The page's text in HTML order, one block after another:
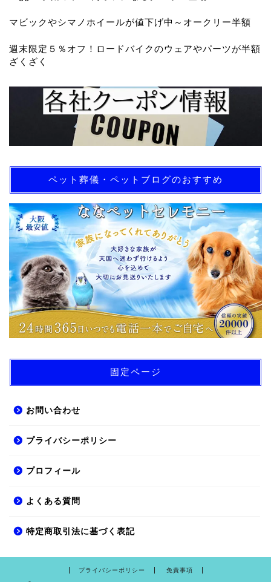
マビックやシマノホイールが値下げ中～オークリー半額
週末限定５％オフ！ロードバイクのウェアやパーツが半額
ざくざく
ペット葬儀・ペットブログのおすすめ
固定ページ
お問い合わせ
プライバシーポリシー
プロフィール
よくある質問
特定商取引法に基づく表記
プライバシーポリシー 免責事項